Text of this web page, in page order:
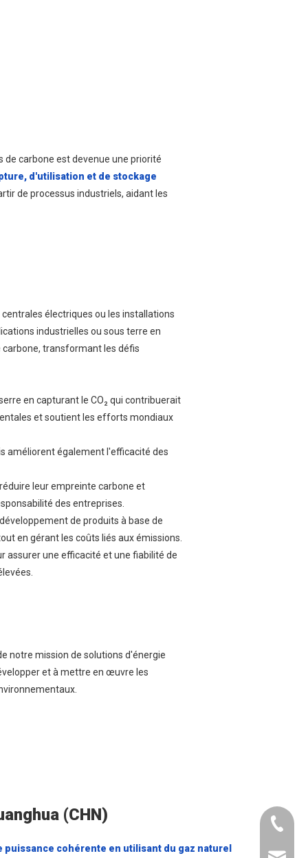
carbone est devenue une priorité
d'utilisation et de stockage
de processus industriels, aidant les
électriques ou les installations
industrielles ou sous terre en
transformant les défis
en capturant le CO₂ qui contribuerait
et soutient les efforts mondiaux
améliorent également l'efficacité des
leur empreinte carbone et
des entreprises.
de produits à base de
en gérant les coûts liés aux émissions.
assurer une efficacité et une fiabilité de
notre mission de solutions d'énergie
et à mettre en œuvre les
(CHN)
puissance cohérente en utilisant du gaz naturel
+ 86